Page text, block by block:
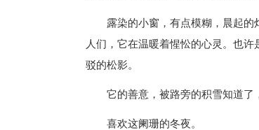
露染的小窗，有点模糊，晨起
人们，它在温暖着惺忪的心灵。也
驳的松影。
它的善意，被路旁的积雪知道了
喜欢这阑珊的冬夜。